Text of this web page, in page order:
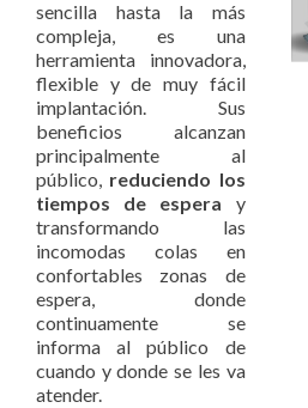
sencilla hasta la más
compleja, es una
herramienta innovadora,
flexible y de muy fácil
implantación. Sus
beneficios alcanzan
principalmente al
público, reduciendo los
tiempos de espera y
transformando las
incomodas colas en
confortables zonas de
espera, donde
continuamente se
informa al público de
cuando y donde se les va
atender.